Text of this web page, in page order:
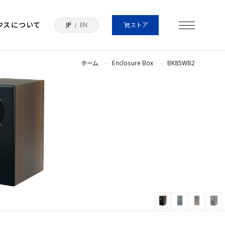
スについて JP EN ストア
ホーム Enclosure Box BK85WB2